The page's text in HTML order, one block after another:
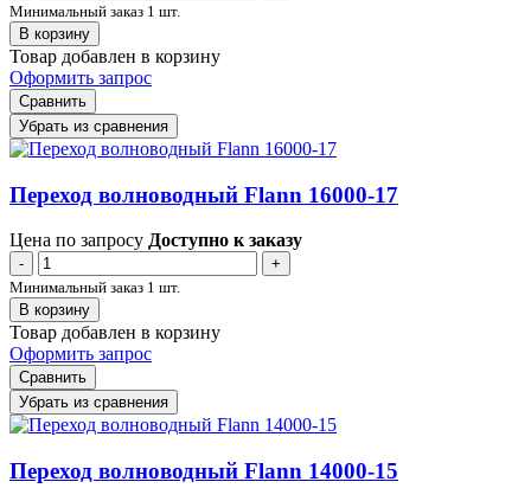
Минимальный заказ 1 шт.
В корзину
Товар добавлен в корзину
Оформить запрос
Сравнить
Убрать из сравнения
Переход волноводный Flann 16000-17
Цена по запросу Доступно к заказу
-
+
Минимальный заказ 1 шт.
В корзину
Товар добавлен в корзину
Оформить запрос
Сравнить
Убрать из сравнения
Переход волноводный Flann 14000-15